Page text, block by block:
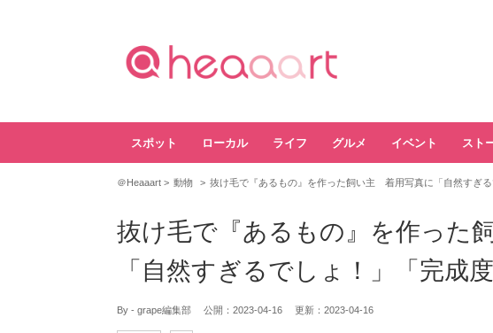
スポット ローカル ライフ グルメ イベント スト
＠Heaaart 動物 抜け毛で『あるもの』を作った飼い主 着用写真に「自然すぎる
抜け毛で『あるもの』を作った
「自然すぎるでしょ！」「完成
By - grape編集部 公開： 2023-04-16 更新： 2023-04-16